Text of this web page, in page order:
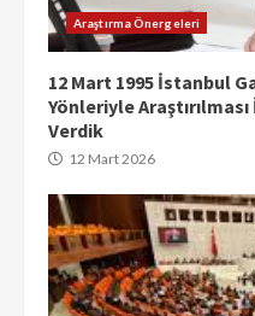
Araştırma Önergeleri
12 Mart 1995 İstanbul
Yönleriyle
Verdik
12 Mart 2026